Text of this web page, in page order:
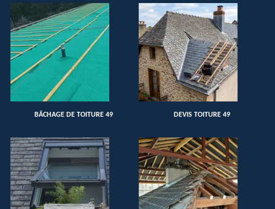
BÂCHAGE DE TOITURE 49 DEVIS TOITURE 49